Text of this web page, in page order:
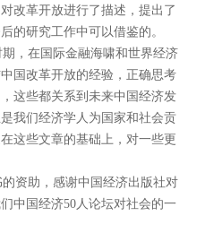
改革开放进行了描述，提出了
的研究工作中可以借鉴的。
，在国际金融海啸和世界经济
国改革开放的经验，正确思考
这些都关系到未来中国经济发
我们经济学人为国家和社会贡
这些文章的基础上，对一些更
资助，感谢中国经济出版社对
中国经济50人论坛对社会的一